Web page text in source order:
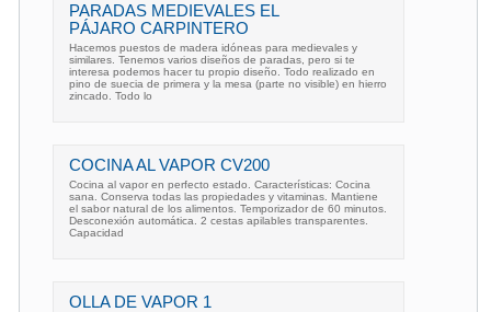
PARADAS MEDIEVALES EL
PÁJARO CARPINTERO
Hacemos puestos de madera idóneas para medievales y
similares. Tenemos varios diseños de paradas, pero si te
interesa podemos hacer tu propio diseño. Todo realizado en
pino de suecia de primera y la mesa (parte no visible) en hierro
zincado. Todo lo
COCINA AL VAPOR CV200
Cocina al vapor en perfecto estado. Características: Cocina
sana. Conserva todas las propiedades y vitaminas. Mantiene
el sabor natural de los alimentos. Temporizador de 60 minutos.
Desconexión automática. 2 cestas apilables transparentes.
Capacidad
OLLA DE VAPOR 1